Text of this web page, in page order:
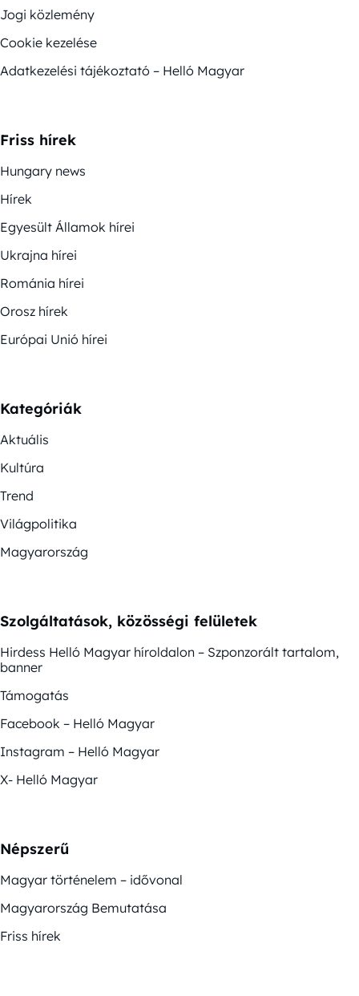
Jogi közlemény
Cookie kezelése
Adatkezelési tájékoztató – Helló Magyar
Friss hírek
Hungary news
Hírek
Egyesült Államok hírei
Ukrajna hírei
Románia hírei
Orosz hírek
Európai Unió hírei
Kategóriák
Aktuális
Kultúra
Trend
Világpolitika
Magyarország
Szolgáltatások, közösségi felületek
Hirdess Helló Magyar híroldalon – Szponzorált tartalom,
banner
Támogatás
Facebook – Helló Magyar
Instagram – Helló Magyar
X- Helló Magyar
Népszerű
Magyar történelem – idővonal
Magyarország Bemutatása
Friss hírek